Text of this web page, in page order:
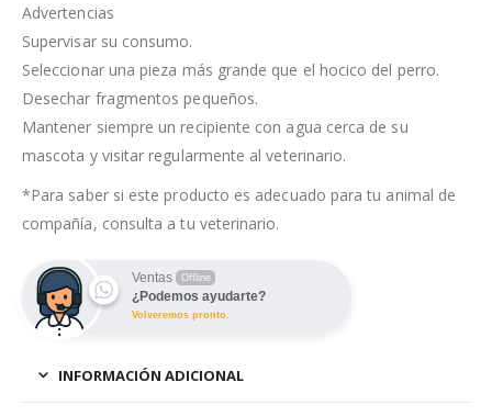
Advertencias
Supervisar su consumo.
Seleccionar una pieza más grande que el hocico del perro.
Desechar fragmentos pequeños.
Mantener siempre un recipiente con agua cerca de su
mascota y visitar regularmente al veterinario.
*Para saber si este producto es adecuado para tu animal de
compañía, consulta a tu veterinario.
Ventas Offline
¿Podemos ayudarte?
Volveremos pronto.
INFORMACIÓN ADICIONAL